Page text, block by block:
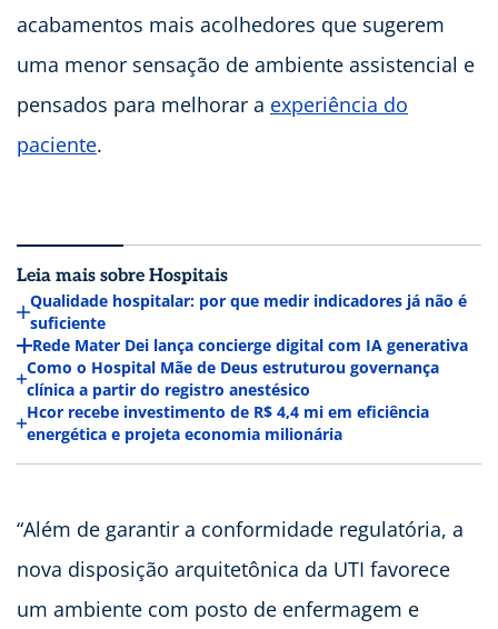
acabamentos mais acolhedores que sugerem
uma menor sensação de ambiente assistencial e
pensados para melhorar a experiência do
paciente.
Leia mais sobre Hospitais
Qualidade hospitalar: por que medir indicadores já não é
suficiente
Rede Mater Dei lança concierge digital com IA generativa
Como o Hospital Mãe de Deus estruturou governança
clínica a partir do registro anestésico
Hcor recebe investimento de R$ 4,4 mi em eficiência
energética e projeta economia milionária
“Além de garantir a conformidade regulatória, a
nova disposição arquitetônica da UTI favorece
um ambiente com posto de enfermagem e